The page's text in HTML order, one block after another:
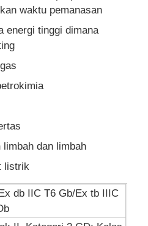
Ledakan
waktu pemanasan
energi tinggi dimana
dan limbah
listrik
db IIC T6 Gb/Ex tb IIIC